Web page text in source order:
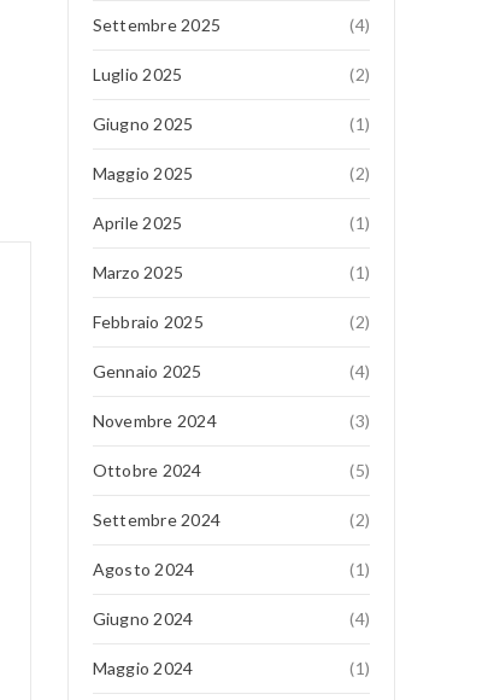
Settembre 2025 (4)
Luglio 2025 (2)
Giugno 2025 (1)
Maggio 2025 (2)
Aprile 2025 (1)
Marzo 2025 (1)
Febbraio 2025 (2)
Gennaio 2025 (4)
Novembre 2024 (3)
Ottobre 2024 (5)
Settembre 2024 (2)
Agosto 2024 (1)
Giugno 2024 (4)
Maggio 2024 (1)